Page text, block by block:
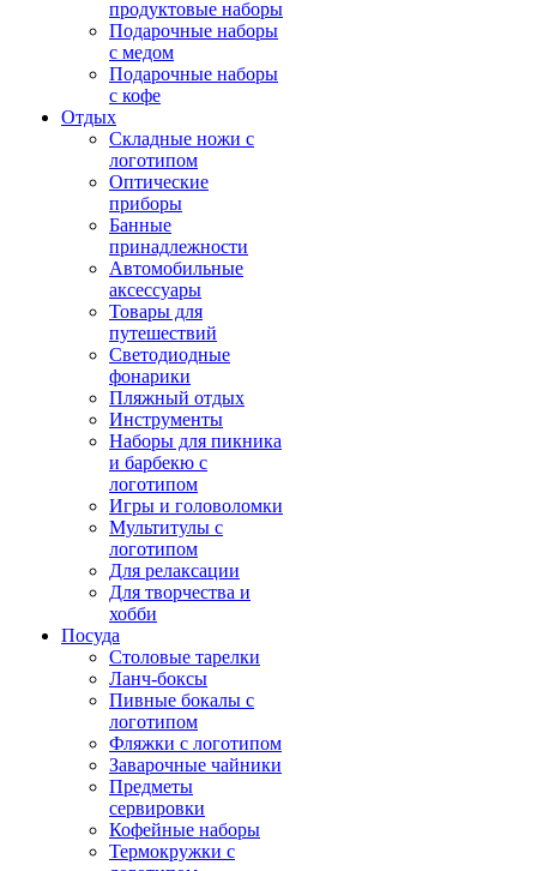
продуктовые наборы
Подарочные наборы
с медом
Подарочные наборы
с кофе
Отдых
Складные ножи с
логотипом
Оптические
приборы
Банные
принадлежности
Автомобильные
аксессуары
Товары для
путешествий
Светодиодные
фонарики
Пляжный отдых
Инструменты
Наборы для пикника
и барбекю с
логотипом
Игры и головоломки
Мультитулы с
логотипом
Для релаксации
Для творчества и
хобби
Посуда
Столовые тарелки
Ланч-боксы
Пивные бокалы с
логотипом
Фляжки с логотипом
Заварочные чайники
Предметы
сервировки
Кофейные наборы
Термокружки с